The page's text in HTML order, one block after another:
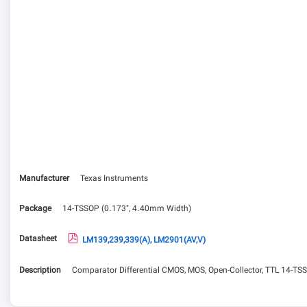
Manufacturer Texas Instruments
Package 14-TSSOP (0.173", 4.40mm Width)
Datasheet LM139,239,339(A), LM2901(AV,V)
Description Comparator Differential CMOS, MOS, Open-Collector, TTL 14-